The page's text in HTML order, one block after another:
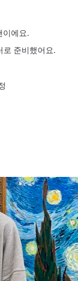
이에요.
로 준비했어요.